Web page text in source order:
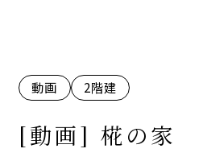
動画 2階建
[動画] 椛の家